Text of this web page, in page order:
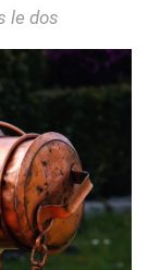
le dos